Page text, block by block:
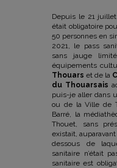
Depuis le 21
était obligatoire
50 personnes en
2021, le pass
sans jauge
équipements
Thouars et de la
du Thouarsais
puis-je aller dans
ou de la Ville de
Barré, la
Thouet, sans
existait,
dessous de
sanitaire n’était
sanitaire est